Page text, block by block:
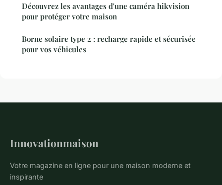
Découvrez les avantages d'une caméra hikvision
pour protéger votre maison
Borne solaire type 2 : recharge rapide et sécurisée
pour vos véhicules
Innovationmaison
Votre magazine en ligne pour une maison moderne et
inspirante